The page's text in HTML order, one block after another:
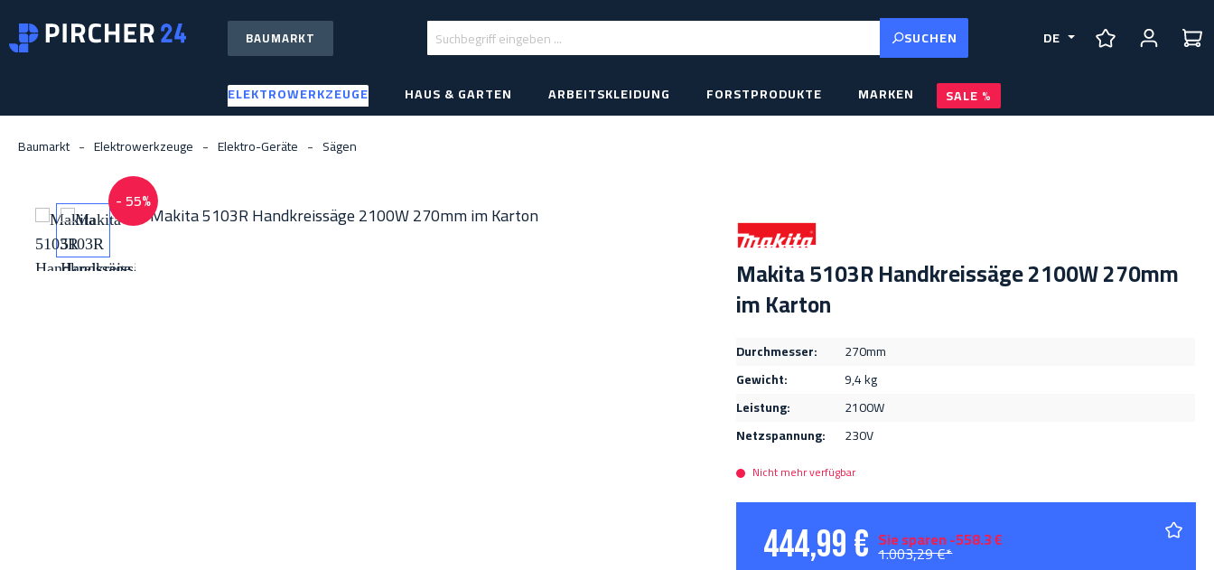
Hauptinhalt springen
Zur Suche springen
Zur Hauptnavigation springen
BAUMARKT SUCHEN
DE
ELEKTROWERKZEUGE
HAUS & GARTEN ARBEITSKLEIDUNG FORSTPRODUKTE MARKEN SALE
Baumarkt Elektrowerkzeuge Elektro-Geräte Sägen
- 55%
Bildergalerie überspringen
Makita 5103R Handkreissäge 2100W 270mm
im Karton
Durchmesser:
270mm
Gewicht:
9,4 kg
Leistung:
2100W
Netzspannung:
230V
Nicht mehr verfügbar
444,99 € Sie sparen -558.3 €
1.003,29 €*